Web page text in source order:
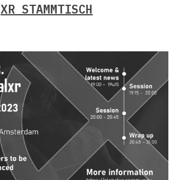
XR STAMMTISCH